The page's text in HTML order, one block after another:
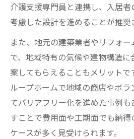
介護支援専門員と連携し、入居
考慮した設計を進めることが推奨
また、地元の建築業者やリフォ
で、地域特有の気候や建物構造
案してもらえることもメリットで
ループホームで地域の商店やボラ
てバリアフリー化を進めた事例
すことで費用面や工期面でも納
ケースが多く見受けられます。